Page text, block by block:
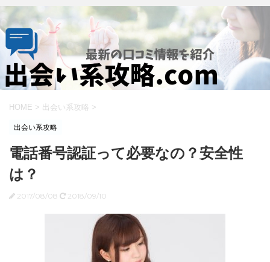
HOME > 出会い系攻略 >
出会い系攻略
電話番号認証って必要なの？安全性
は？
2017/08/08 2018/09/10